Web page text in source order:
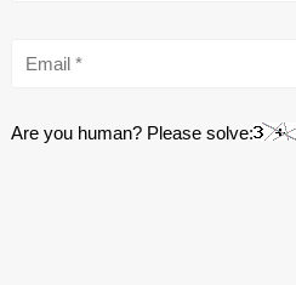
Are you human? Please solve: